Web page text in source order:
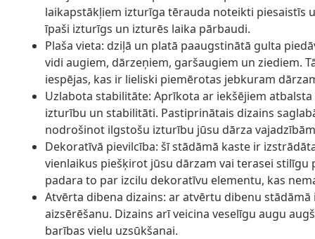
laikapstākļiem izturīga tērauda noteikti piesaistīs
īpaši izturīgs un izturēs laika pārbaudi.
Plaša vieta: dziļā un platā paaugstinātā gulta
vidi augiem, dārzeņiem, garšaugiem un ziediem.
iespējas, kas ir lieliski piemērotas jebkuram
Uzlabota stabilitāte: Aprīkota ar iekšējiem
izturību un stabilitāti. Pastiprinātais dizains
nodrošinot ilgstošu izturību jūsu dārza
Dekoratīvā pievilcība: šī stādāmā kaste ir
vienlaikus piešķirot jūsu dārzam vai terasei
padara to par izcilu dekoratīvu elementu, kas
Atvērta dibena dizains: ar atvērtu dibenu
aizsērēšanu. Dizains arī veicina veselīgu augu
barības vielu uzsūkšanai.